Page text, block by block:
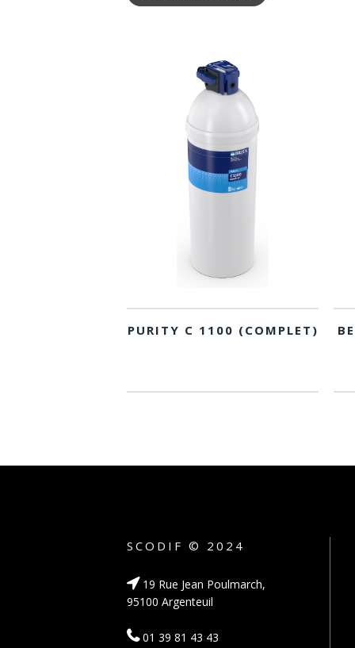
PURITY C 1100 (COMPLET)
SCODIF © 2024
19 Rue Jean Poulmarch,
95100 Argenteuil
01 39 81 43 43